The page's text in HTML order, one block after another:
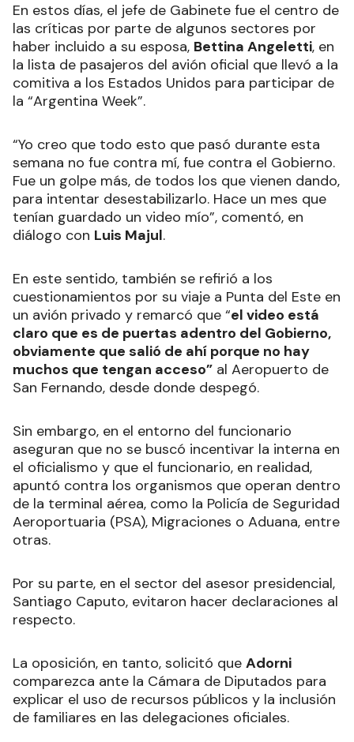
En estos días, el jefe de Gabinete fue el centro de
las críticas por parte de algunos sectores por
haber incluido a su esposa, Bettina Angeletti, en
la lista de pasajeros del avión oficial que llevó a la
comitiva a los Estados Unidos para participar de
la “Argentina Week”.
“Yo creo que todo esto que pasó durante esta
semana no fue contra mí, fue contra el Gobierno.
Fue un golpe más, de todos los que vienen dando,
para intentar desestabilizarlo. Hace un mes que
tenían guardado un video mío”, comentó, en
diálogo con Luis Majul.
En este sentido, también se refirió a los
cuestionamientos por su viaje a Punta del Este en
un avión privado y remarcó que “el video está
claro que es de puertas adentro del Gobierno,
obviamente que salió de ahí porque no hay
muchos que tengan acceso” al Aeropuerto de
San Fernando, desde donde despegó.
Sin embargo, en el entorno del funcionario
aseguran que no se buscó incentivar la interna en
el oficialismo y que el funcionario, en realidad,
apuntó contra los organismos que operan dentro
de la terminal aérea, como la Policía de Seguridad
Aeroportuaria (PSA), Migraciones o Aduana, entre
otras.
Por su parte, en el sector del asesor presidencial,
Santiago Caputo, evitaron hacer declaraciones al
respecto.
La oposición, en tanto, solicitó que Adorni
comparezca ante la Cámara de Diputados para
explicar el uso de recursos públicos y la inclusión
de familiares en las delegaciones oficiales.